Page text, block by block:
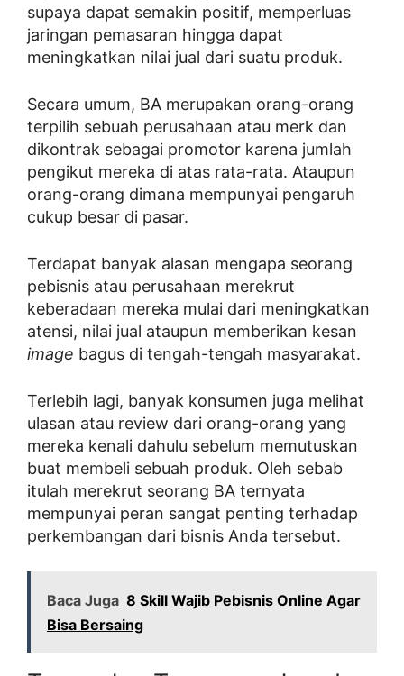
supaya dapat semakin positif, memperluas
jaringan pemasaran hingga dapat
meningkatkan nilai jual dari suatu produk.
Secara umum, BA merupakan orang-orang
terpilih sebuah perusahaan atau merk dan
dikontrak sebagai promotor karena jumlah
pengikut mereka di atas rata-rata. Ataupun
orang-orang dimana mempunyai pengaruh
cukup besar di pasar.
Terdapat banyak alasan mengapa seorang
pebisnis atau perusahaan merekrut
keberadaan mereka mulai dari meningkatkan
atensi, nilai jual ataupun memberikan kesan
image bagus di tengah-tengah masyarakat.
Terlebih lagi, banyak konsumen juga melihat
ulasan atau review dari orang-orang yang
mereka kenali dahulu sebelum memutuskan
buat membeli sebuah produk. Oleh sebab
itulah merekrut seorang BA ternyata
mempunyai peran sangat penting terhadap
perkembangan dari bisnis Anda tersebut.
Baca Juga 8 Skill Wajib Pebisnis Online Agar
Bisa Bersaing